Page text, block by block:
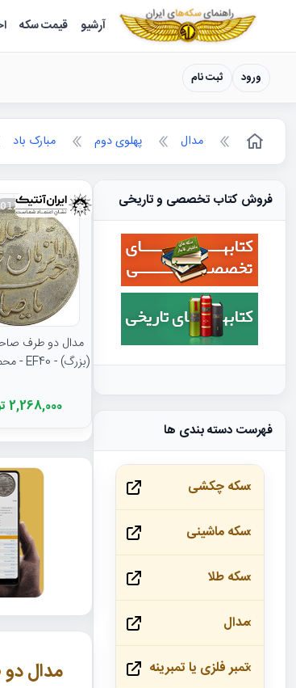
سکه ها ؛ راهنمای سکه شناسی
آرشیو قیمت سکه
ورود ثبت نام
مدال پهلوی دوم مبارک باد
012232
مدال دو طرف
(بزرگ) - EF40 - محمد رضا شاه
2,268,000 تومان
مدال
فروش کتاب تخصصی و تاریخی
فهرست دسته بندی ها
سکه چکشی
سکه ماشینی
سکه طلا
مدال
تمبر فلزی یا تمبرینه